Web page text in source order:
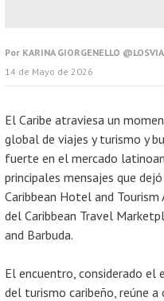
Por KARINA GIORGENELLO
14 de Mayo de 2026
El Caribe atraviesa un
global de viajes y turismo y
fuerte en el mercado
principales mensajes que
Caribbean Hotel and
del Caribbean Travel
and Barbuda.
El encuentro, considerado
del turismo caribeño, reúne a